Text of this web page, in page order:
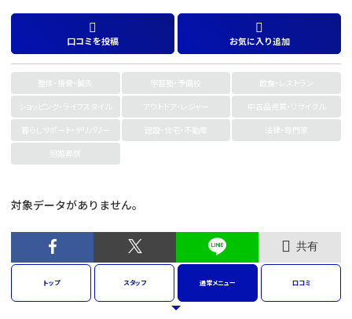
口コミを投稿 お気に入り追加
整体・接骨・鍼灸 学習塾・予備校
飲食・レストラン
ショッピング・ライフスタイル
アウトドア・レジャー
中古品売買・リサイクル
暮らしサポート・デリバリー
建設・住宅・不動産
法律・専門家
冠婚葬祭
対象データがありません。
共有
トップ スタッフ 通常メニュー 口コミ